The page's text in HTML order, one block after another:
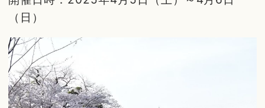
（日）